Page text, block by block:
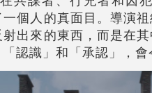
一個人的真面目。導演
出來的東西，而是在
認識」和「承認」，會